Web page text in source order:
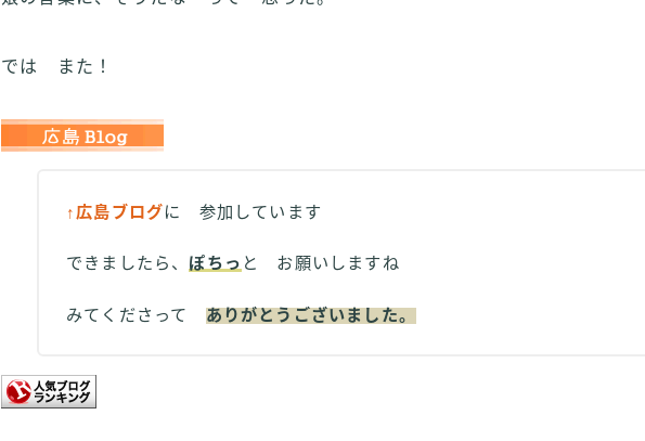
では また！
↑広島ブログに 参加しています
できましたら、 ぽちっ と お願いしますね
みてくださって ありがとうございました。